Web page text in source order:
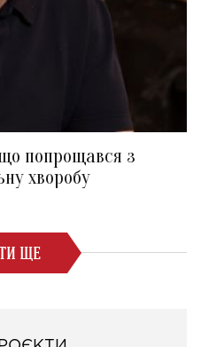
попрощався з
хворобу
ЩЕ